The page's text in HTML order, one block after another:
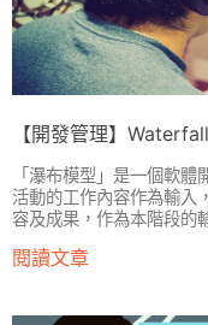
【開發管理】
「瀑布模型」是一個軟
活動的工作內容作為輸入
容及成果，作為本階段的
閱讀文章